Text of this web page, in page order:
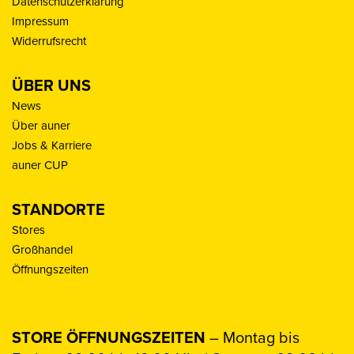
Impressum
Widerrufsrecht
ÜBER UNS
News
Über auner
Jobs & Karriere
auner CUP
STANDORTE
Stores
Großhandel
Öffnungszeiten
STORE ÖFFNUNGSZEITEN – Montag bis